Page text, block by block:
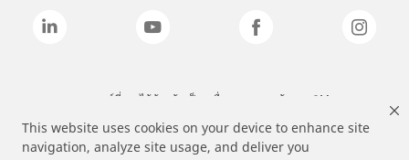
This website uses cookies on your device to enhance site
navigation, analyze site usage, and deliver you
แบรนด์ที่ระบุไว้ข้างต้นเป็นเครื่องหมายการค้าของ 3M